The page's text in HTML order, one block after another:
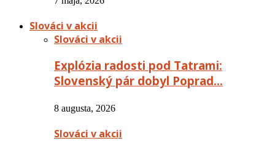
Slováci v akcii
Slováci v akcii
Explózia radosti pod Tatrami:
Slovenský pár dobyl Poprad…
8 augusta, 2026
Slováci v akcii